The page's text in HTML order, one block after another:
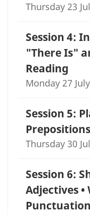
Thursday 23
Session 4:
"There Is"
Reading
Monday 27
Session 5:
Thursday 30
Session 6:
Adjectives
Punctuation